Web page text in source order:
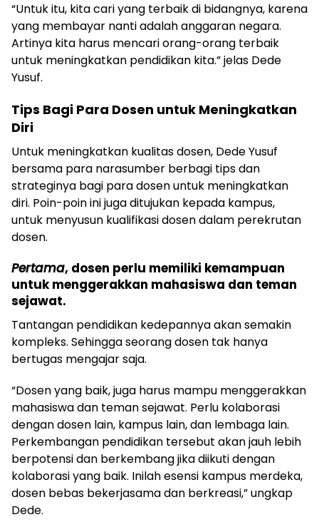
“Untuk itu, kita cari yang terbaik di bidangnya, karena
yang membayar nanti adalah anggaran negara.
Artinya kita harus mencari orang-orang terbaik
untuk meningkatkan pendidikan kita.” jelas Dede
Yusuf.
Tips Bagi Para Dosen untuk Meningkatkan
Diri
Untuk meningkatkan kualitas dosen, Dede Yusuf
bersama para narasumber berbagi tips dan
strateginya bagi para dosen untuk meningkatkan
diri. Poin-poin ini juga ditujukan kepada kampus,
untuk menyusun kualifikasi dosen dalam perekrutan
dosen.
Pertama, dosen perlu memiliki kemampuan
untuk menggerakkan mahasiswa dan teman
sejawat.
Tantangan pendidikan kedepannya akan semakin
kompleks. Sehingga seorang dosen tak hanya
bertugas mengajar saja.
“Dosen yang baik, juga harus mampu menggerakkan
mahasiswa dan teman sejawat. Perlu kolaborasi
dengan dosen lain, kampus lain, dan lembaga lain.
Perkembangan pendidikan tersebut akan jauh lebih
berpotensi dan berkembang jika diikuti dengan
kolaborasi yang baik. Inilah esensi kampus merdeka,
dosen bebas bekerjasama dan berkreasi,” ungkap
Dede.